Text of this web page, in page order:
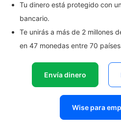
Tu dinero está protegido con
bancario.
Te unirás a más de 2 millones
en 47 monedas entre 70
Envía dinero
Wise para